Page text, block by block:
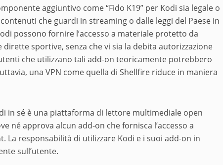
aggiuntivo come “Fido K19” per Kodi sia legale o
che guardi in streaming o dalle leggi del Paese in
possono fornire l’accesso a materiale protetto da
dirette sportive, senza che vi sia la debita autorizzazione
che utilizzano tali add-on teoricamente potrebbero
una VPN come quella di Shellfire riduce in maniera
in sé è una piattaforma di lettore multimediale open
né approva alcun add-on che fornisca l’accesso a
La responsabilità di utilizzare Kodi e i suoi add-on in
sull’utente.